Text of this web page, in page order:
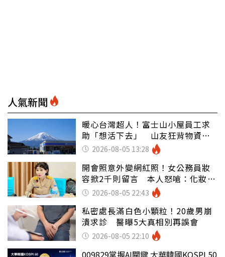
人氣新聞
暖心台灣超人！富士山小屋員工求
助「想活下去」 山友狂背物資上
山：台灣真的是寶島
2026-08-05 13:28
開會照意外變網紅照！女公務員妝
容掀2千則留言 本人怒嗆：化妝有
錯嗎2026-08-05 22:43
私密處長滿白色小顆粒！20歲男崩
潰求診 醫曝5大真相別再誤會
2026-08-05 22:10